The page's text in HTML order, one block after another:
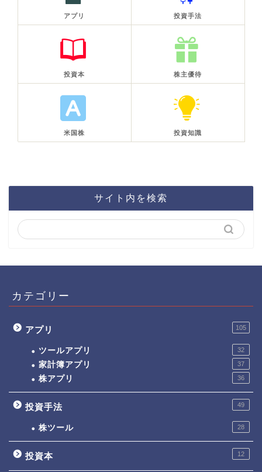
アプリ 投資手法
投資本 株主優待
米国株 投資知識
サイト内を検索
カテゴリー
アプリ 105
ツールアプリ 32
家計簿アプリ 37
株アプリ 36
投資手法 49
株ツール 28
投資本 12